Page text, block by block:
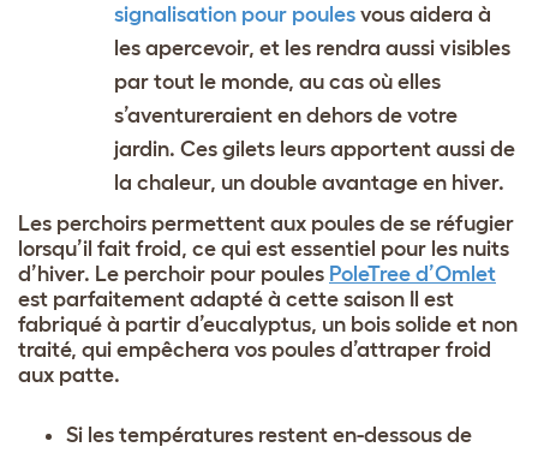
signalisation pour poules vous aidera à
les apercevoir, et les rendra aussi visibles
par tout le monde, au cas où elles
s’aventureraient en dehors de votre
jardin. Ces gilets leurs apportent aussi de
la chaleur, un double avantage en hiver.
Les perchoirs permettent aux poules de se réfugier
lorsqu’il fait froid, ce qui est essentiel pour les nuits
d’hiver. Le perchoir pour poules PoleTree d’Omlet
est parfaitement adapté à cette saison Il est
fabriqué à partir d’eucalyptus, un bois solide et non
traité, qui empêchera vos poules d’attraper froid
aux patte.
Si les températures restent en-dessous de